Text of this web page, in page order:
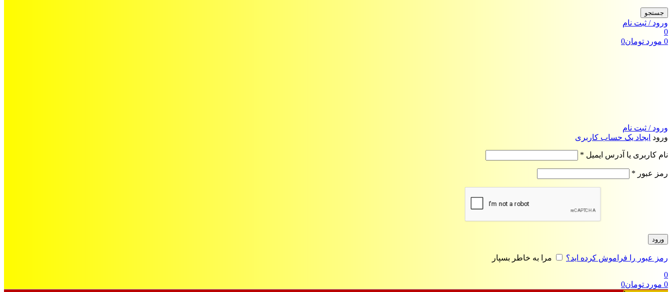
جستجو
ورود / ثبت نام
0
0 مورد تومان0
ورود / ثبت نام
ورود ایجاد یک حساب کاربری
نام کاربری یا آدرس ایمیل *
رمز عبور *
ورود
رمز عبور را فراموش کرده اید؟
مرا به خاطر بسپار
0
0 مورد تومان0